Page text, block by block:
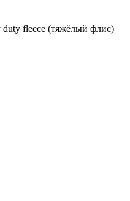
duty fleece (тяжёлый флис)